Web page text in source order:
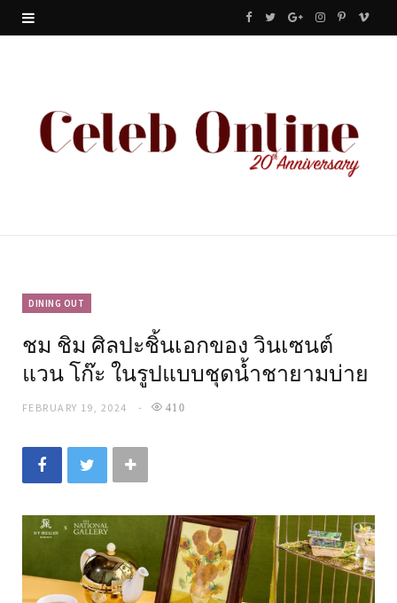
F
e
b
T
t
G
g
l
I
t
a
P
t
e
V
DINING OUT
ชม ชิม ศิลปะชิ้นเอกของ วินเซนต์
แวน โก๊ะ ในรูปแบบชุดน้ำชายามบ่าย
FEBRUARY 19, 2024 410